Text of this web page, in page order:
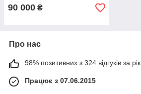
90 000 ₴
Про нас
98% позитивних з 324 відгуків за рік
Працює з 07.06.2015